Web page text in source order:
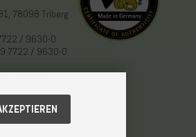
78098 Triberg
/ 9630-0
7722 / 9630-0